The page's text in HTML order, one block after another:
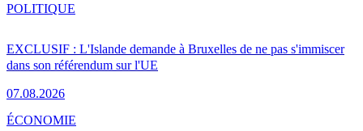
EXCLUSIF : L'Islande demande à Bruxelles de ne pas s'immiscer
dans son référendum sur l'UE
07.08.2026
POLITIQUE
ÉCONOMIE